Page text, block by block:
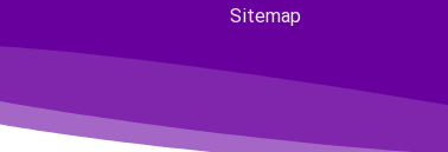
Sitemap